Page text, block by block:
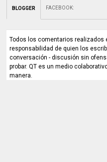
BLOGGER FACEBOOK:
Todos los comentarios realizados
responsabilidad de quien los
conversación - discusión sin
probar. QT es un medio
manera.